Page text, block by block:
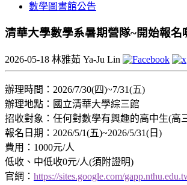
數學圖書館公告
清華大學數學系暑期營隊~開始報名
2026-05-18 林雅茹 Ya-Ju Lin
辦理時間：2026/7/30(四)~7/31(五)
辦理地點：國立清華大學綜三館
招收對象：任何對數學有興趣的高中生(高
報名日期：2026/5/1(五)~2026/5/31(日)
費用：1000元/人
低收、中低收0元/人(須附證明)
官網： https://sites.google.com/